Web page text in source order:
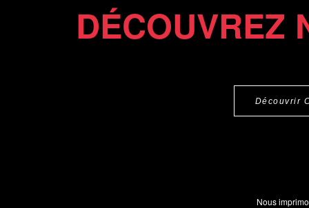
DÉCOUVREZ
Découvrir
Nous